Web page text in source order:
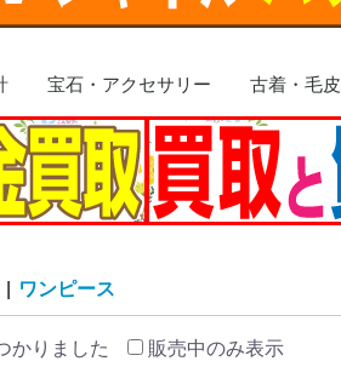
宝石・アクセサリー
リング
イヤリング
ネックレス
ブレスレット・バングル
ピアス
トップ
ブローチ
その他
古着・毛皮
トップス
ジャケット
ワンピース
コート
スーツ
スカート
ボトムス
毛皮
その他
ワンピース
かりました 販売中のみ表示